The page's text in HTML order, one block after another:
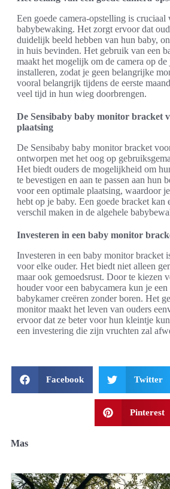
Een goede camera-opstelling is cruciaal
babybewaking. Het zorgt ervoor dat
duidelijk beeld hebben van hun baby,
in huis bevinden. Het gebruik van een
maakt het mogelijk om de camera op de
installeren, zodat je geen belangrijke
vooral belangrijk tijdens de eerste
veel tijd in hun wieg doorbrengen.
De Sensibaby baby monitor bracket
plaatsing
De Sensibaby baby monitor bracket
ontworpen met het oog op
Het biedt ouders de mogelijkheid om
te bevestigen en aan te passen aan hun
voor een optimale plaatsing, waardoor
hebt op je baby. Een goede bracket kan
verschil maken in de algehele
Investeren in een baby monitor
Investeren in een baby monitor bracket
voor elke ouder. Het biedt niet alleen
maar ook gemoedsrust. Door te kiezen
houder voor een babycamera kun je
babykamer creëren zonder boren. Het
monitor maakt het leven van ouders
ervoor dat ze beter voor hun kleintje
een investering die zijn vruchten zal
Facebook Twitter
Pinterest
Mas